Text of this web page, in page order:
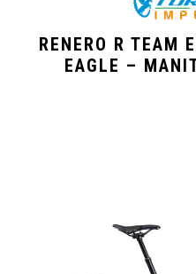
RENERO R TEAM
EAGLE –